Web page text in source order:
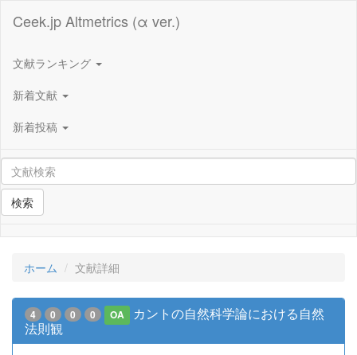
Ceek.jp Altmetrics (α ver.)
文献ランキング
新着文献
新着投稿
検索
ホーム 文献詳細
4 0 0 0 OA
カントの自然科学論における自然
法則観